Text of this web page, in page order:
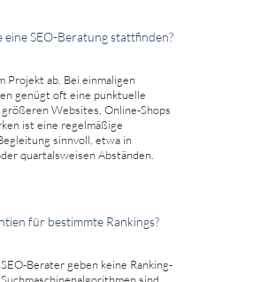
SEO-Beratung stattfinden?
Projekt ab. Bei einmaligen
genügt oft eine punktuelle
Websites, Online-Shops
ist eine regelmäßige
sinnvoll, etwa in
quartalsweisen Abständen.
für bestimmte Rankings?
Berater geben keine Ranking-
sind